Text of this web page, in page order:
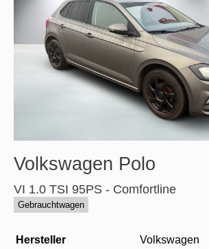
Volkswagen Polo
VI 1.0 TSI 95PS - Comfortline
Gebrauchtwagen
Hersteller
Volkswagen